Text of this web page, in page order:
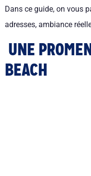
Dans ce guide, on vous
adresses, ambiance
UNE
BEACH